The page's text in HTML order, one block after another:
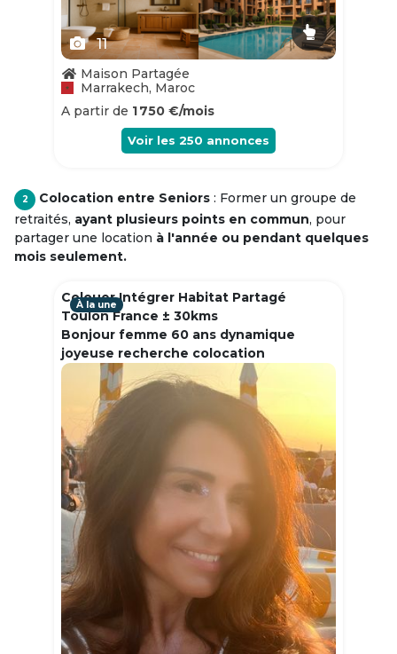
11
Maison Partagée
Marrakech, Maroc
A partir de 1 750 €/mois
Voir les 250 annonces
2 Colocation entre Seniors : Former un groupe de
retraités, ayant plusieurs points en commun, pour
partager une location à l'année ou pendant quelques
mois seulement.
Colouer Intégrer Habitat Partagé
Toulon France ± 30kms
Bonjour femme 60 ans dynamique
joyeuse recherche colocation
À la une